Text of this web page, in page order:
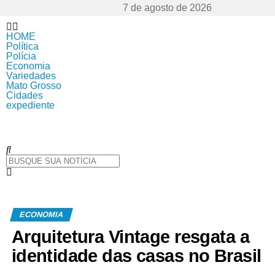
HOME
Política
Polícia
Economia
Variedades
Mato Grosso
Cidades
expediente
7 de agosto de 2026
ECONOMIA
Arquitetura Vintage resgata a
identidade das casas no Brasil